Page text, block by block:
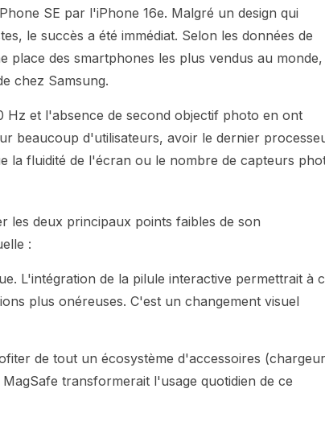
SE par l'iPhone 16e. Malgré un design qui
le succès a été immédiat. Selon les données de
place des smartphones les plus vendus au monde,
chez Samsung.
Hz et l'absence de second objectif photo en ont
beaucoup d'utilisateurs, avoir le dernier
la fluidité de l'écran ou le nombre de capteurs
les deux principaux points faibles de son
:
L'intégration de la pilule interactive permettrait à
plus onéreuses. C'est un changement visuel
de tout un écosystème d'accessoires
transformerait l'usage quotidien de ce